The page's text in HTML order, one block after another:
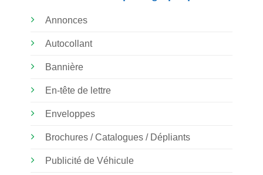
Annonces
Autocollant
Bannière
En-tête de lettre
Enveloppes
Brochures / Catalogues / Dépliants
Publicité de Véhicule